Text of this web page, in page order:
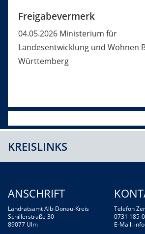
Freigabevermerk
04.05.2026 Ministerium für
Landesentwicklung und Wohnen
Württemberg
KREISLINKS
ANSCHRIFT
Landratsamt Alb-Donau-Kreis
Schillerstraße 30
89077 Ulm
Telefon
0731 185-0
E-Mail: